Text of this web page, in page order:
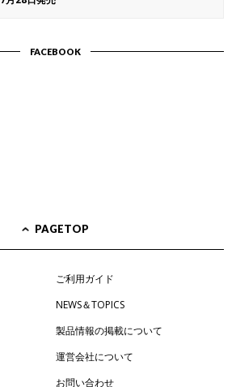
FACEBOOK
PAGETOP
ご利用ガイド
NEWS＆TOPICS
製品情報の掲載について
運営会社について
お問い合わせ